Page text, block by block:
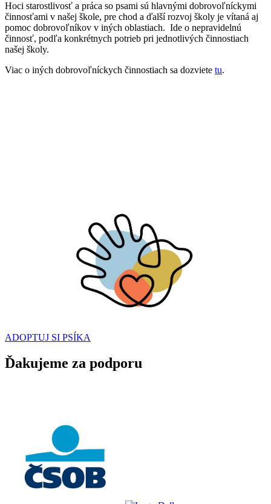
Hoci starostlivosť a práca so psami sú hlavnými dobrovoľníckymi
činnosťami v našej škole, pre chod a ďalší rozvoj školy je vítaná aj
pomoc dobrovoľníkov v iných oblastiach. Ide o nepravidelnú
činnosť, podľa konkrétnych potrieb pri jednotlivých činnostiach
našej školy.
Viac o iných dobrovoľníckych činnostiach sa dozviete tu.
ADOPTUJ SI PSÍKA
Ďakujeme za podporu